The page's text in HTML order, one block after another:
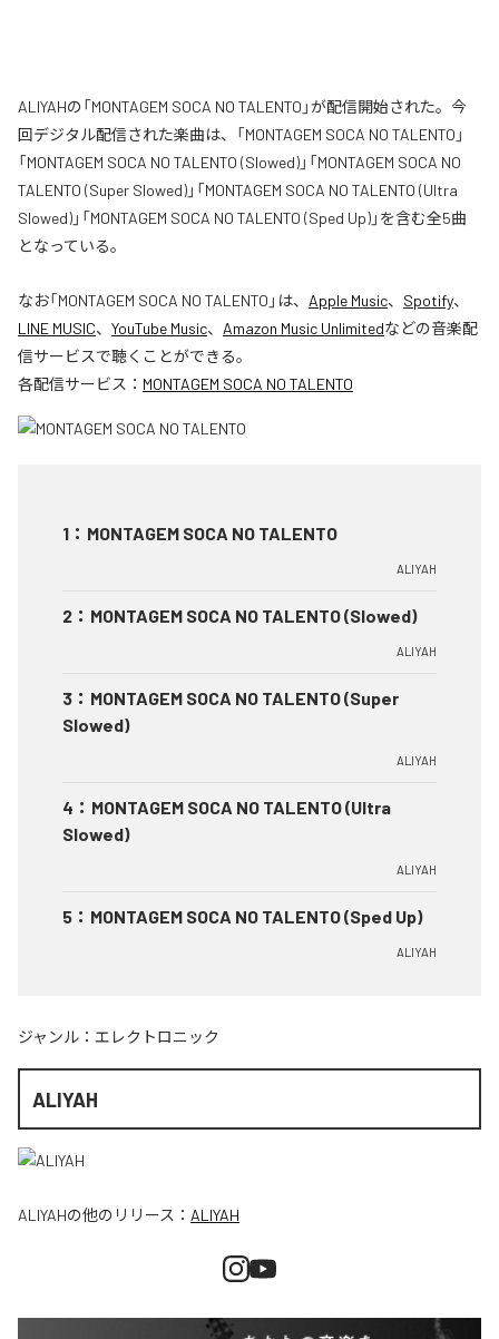
ALIYAHの「MONTAGEM SOCA NO TALENTO」が配信開始された。今
回デジタル配信された楽曲は、「MONTAGEM SOCA NO TALENTO」
「MONTAGEM SOCA NO TALENTO (Slowed)」「MONTAGEM SOCA NO
TALENTO (Super Slowed)」「MONTAGEM SOCA NO TALENTO (Ultra
Slowed)」「MONTAGEM SOCA NO TALENTO (Sped Up)」を含む全5曲
となっている。
なお「MONTAGEM SOCA NO TALENTO 」は、 Apple Music、 Spotify、
LINE MUSIC、 YouTube Music、 Amazon Music Unlimitedなどの音楽配
信サービスで聴くことができる。
各配信サービス： MONTAGEM SOCA NO TALENTO
1 ： MONTAGEM SOCA NO TALENTO
ALIYAH
2 ： MONTAGEM SOCA NO TALENTO (Slowed)
ALIYAH
3 ： MONTAGEM SOCA NO TALENTO (Super
Slowed)
ALIYAH
4 ： MONTAGEM SOCA NO TALENTO (Ultra
Slowed)
ALIYAH
5 ： MONTAGEM SOCA NO TALENTO (Sped Up)
ALIYAH
ジャンル： エレクトロニック
ALIYAH
ALIYAHの他のリリース： ALIYAH